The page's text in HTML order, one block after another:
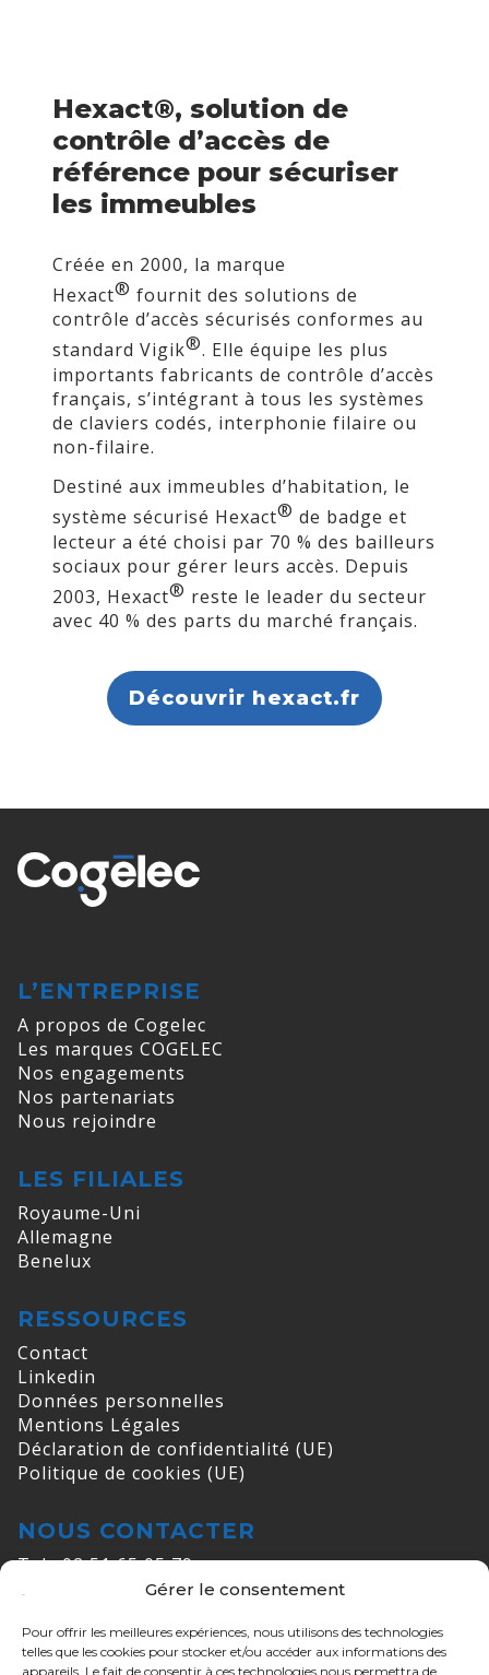
Gérer le consentement
Pour offrir les meilleures expériences, nous utilisons des technologies
telles que les cookies pour stocker et/ou accéder aux informations des
appareils. Le fait de consentir à ces technologies nous permettra de
Hexact®, solution de
contrôle d’accès de
référence pour sécuriser
les immeubles
Créée en 2000, la marque
Hexact® fournit des solutions de
contrôle d’accès sécurisés conformes au
standard Vigik®. Elle équipe les plus
importants fabricants de contrôle d’accès
français, s’intégrant à tous les systèmes
de claviers codés, interphonie filaire ou
non-filaire.
Destiné aux immeubles d’habitation, le
système sécurisé Hexact® de badge et
lecteur a été choisi par 70 % des bailleurs
sociaux pour gérer leurs accès. Depuis
2003, Hexact® reste le leader du secteur
avec 40 % des parts du marché français.
Découvrir hexact.fr
L’ENTREPRISE
A propos de Cogelec
Les marques COGELEC
Nos engagements
Nos partenariats
Nous rejoindre
LES FILIALES
Royaume-Uni
Allemagne
Benelux
RESSOURCES
Contact
Linkedin
Données personnelles
Mentions Légales
Déclaration de confidentialité (UE)
Politique de cookies (UE)
NOUS CONTACTER
Tel : 02 51 65 05 79
E-mail :
info@cogelec.fr
ADRESSES